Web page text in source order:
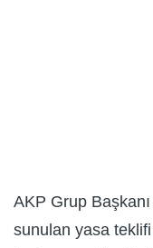
AKP Grup
sunulan yasa teklifi